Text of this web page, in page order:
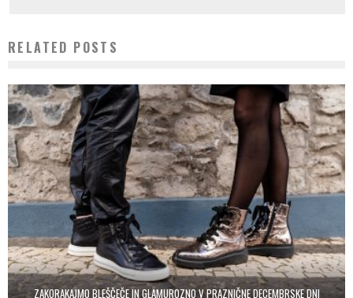
RELATED POSTS
ZAKORAKAJMO BLEŠČEČE IN GLAMUROZNO V PRAZNIČNE DECEMBRSKE DNI